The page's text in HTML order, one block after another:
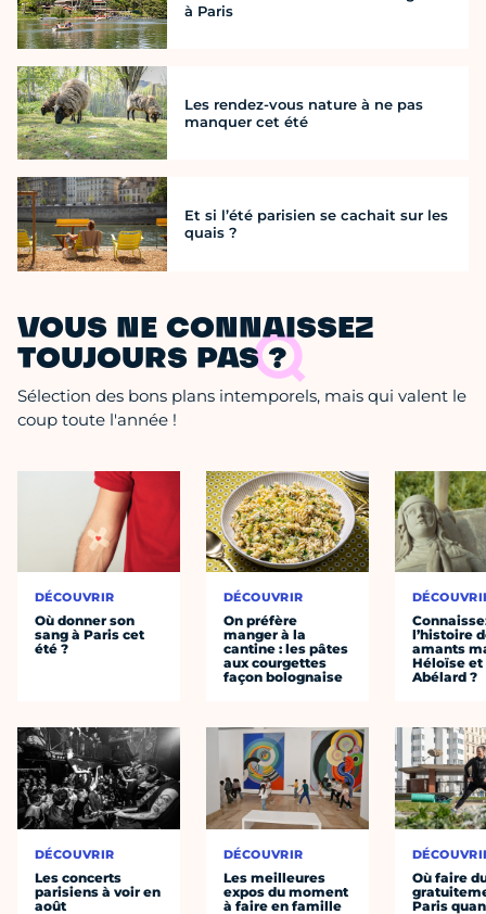
à Paris
Les rendez-vous nature à ne pas
manquer cet été
Et si l’été parisien se cachait sur les
quais ?
VOUS NE CONNAISSEZ
TOUJOURS PAS ?
Sélection des bons plans intemporels, mais qui valent le
coup toute l'année !
DÉCOUVRIR
Où donner son
sang à Paris cet
été ?
DÉCOUVRIR
Les concerts
parisiens à voir en
août
DÉCOUVRIR
On préfère
manger à la
cantine : les pâtes
aux courgettes
façon bolognaise
DÉCOUVRIR
Les meilleures
expos du moment
à faire en famille
l’histoire
amants
Héloïse et
Abélard ?
Où faire
Paris